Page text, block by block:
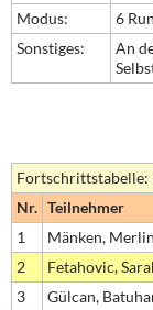
Modus:
6
Sonstiges:
An
Fortschrittstabelle:
Nr. Teilnehmer
1
Mänken, Merlin
2
Fetahovic,
3
Gülcan,